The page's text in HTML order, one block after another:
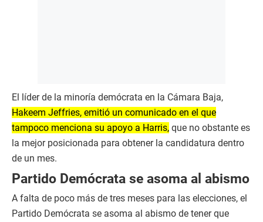
El líder de la minoría demócrata en la Cámara Baja,
Hakeem Jeffries, emitió un comunicado en el que
tampoco menciona su apoyo a Harris, que no obstante es
la mejor posicionada para obtener la candidatura dentro
de un mes.
Partido Demócrata se asoma al abismo
A falta de poco más de tres meses para las elecciones, el
Partido Demócrata se asoma al abismo de tener que